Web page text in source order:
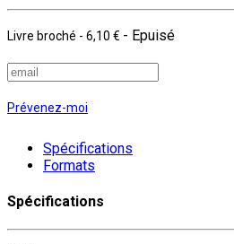
Livre broché - 6,10 € - Epuisé
Prévenez-moi
Spécifications
Formats
Spécifications